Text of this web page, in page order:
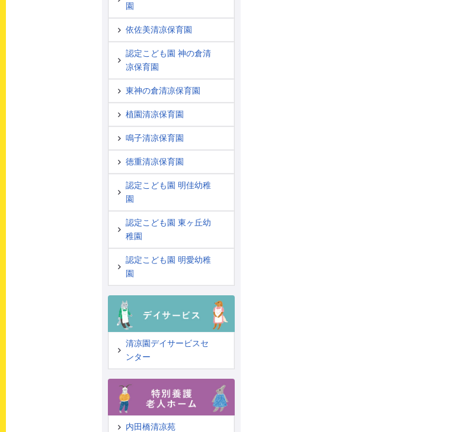
園
依佐美清凉保育園
認定こども園 神の倉清
凉保育園
東神の倉清凉保育園
植園清凉保育園
鳴子清凉保育園
徳重清凉保育園
認定こども園 明佳幼稚
園
認定こども園 東ヶ丘幼
稚園
認定こども園 明愛幼稚
園
清凉園デイサービスセ
ンター
内田橋清凉苑